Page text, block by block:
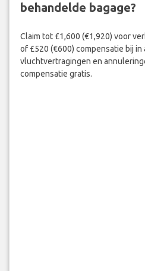
behandelde bagage?
Claim tot £1,600 (€1,920) voor
of £520 (€600) compensatie bij in
vluchtvertragingen en
compensatie gratis.